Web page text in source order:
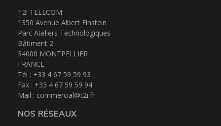
T2i TELECOM
1350 Avenue Albert Einstein
Parc Ateliers Technologiques
Bâtiment 2
34000 MONTPELLIER
FRANCE
Tél : +33 4 67 59 59 93
Fax : +33 4 67 59 59 94
Mail : commercial@t2i.fr
NOS RÉSEAUX